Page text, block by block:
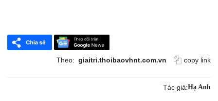
Theo: giaitri.thoibaovhnt.com.vn copy link
Tác giả:Hạ Anh